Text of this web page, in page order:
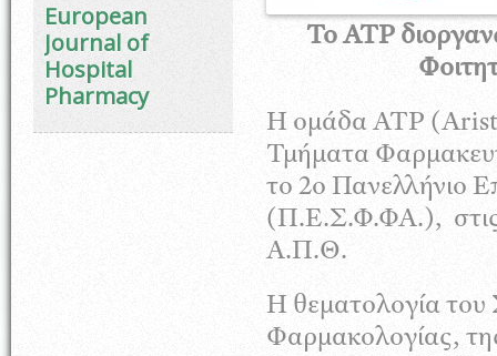
European
Journal of
Hospital
Pharmacy
Το ΑΤΡ
Η ομάδα ΑΤΡ
Τμήματα
το 2ο Πανελλήνιο
(Π.Ε.Σ.Φ.ΦΑ.), στις
Α.Π.Θ.
Η θεματολογία του
Φαρμακολογίας,